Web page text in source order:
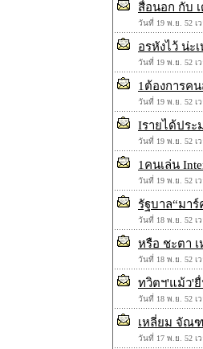
สื่อนอก กับ
วันที่ 19 พ.ย. 52 เ
อรหังไว้ น่ะ
วันที่ 19 พ.ย. 52 เ
1ต้องการค
วันที่ 19 พ.ย. 52 เ
Iรายได้ประ
วันที่ 19 พ.ย. 52 เ
1คนเล่น
วันที่ 19 พ.ย. 52 เ
รัฐบาล“มา
วันที่ 18 พ.ย. 52 เ
หรือ ชะตา
วันที่ 18 พ.ย. 52 เ
ทวิตฯ'แม้ว'
วันที่ 18 พ.ย. 52 เ
เหลี่ยม จัณ
วันที่ 17 พ.ย. 52 เ